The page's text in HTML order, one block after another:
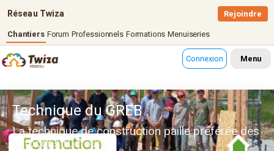
Réseau Twiza
Chantiers Forum Professionnels Formations Menuiseries
Rejoindre
Connexion Menu
Technique du GREB
La technique de construction paille préférée des
autoconstructeurs